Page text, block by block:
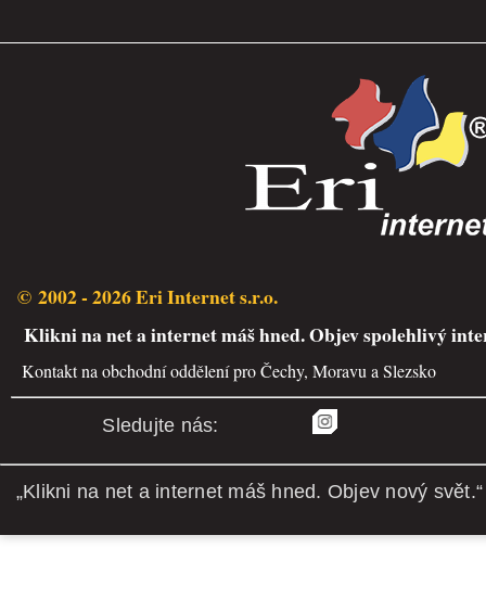
© 2002 - 2026 Eri Internet s.r.o.
Klikni na net a internet máš hned. Objev spolehlivý
Kontakt na obchodní oddělení pro Čechy, Moravu a Slezsko
Sledujte nás:
„Klikni na net a internet máš hned. Objev nový svět.“